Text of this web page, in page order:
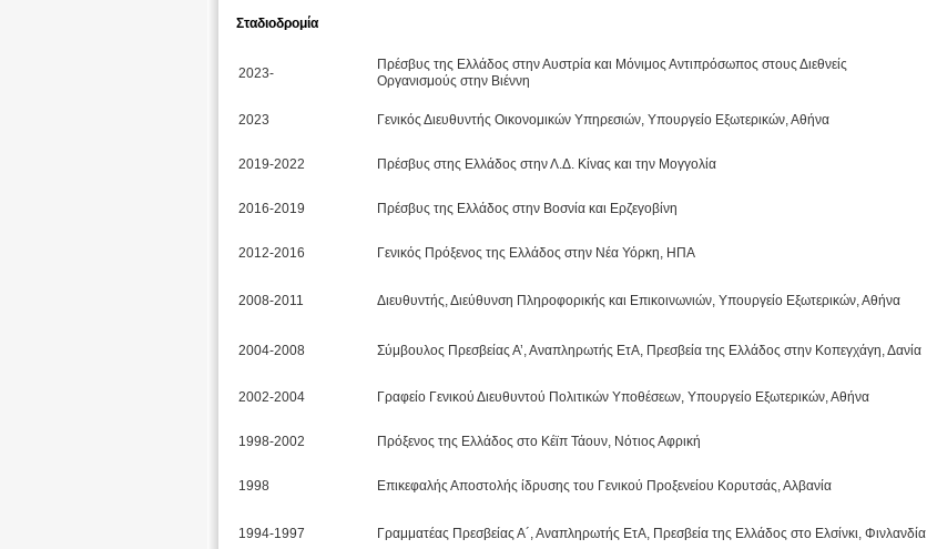
Σταδιοδρομία
2023-
Πρέσβυς της Ελλάδος στην Αυστρία και Μόνιμος Αντιπρόσωπος στους Διεθνείς
Οργανισμούς στην Βιέννη
2023 Γενικός Διευθυντής Οικονομικών Υπηρεσιών, Υπουργείο Εξωτερικών, Αθήνα
2019-2022 Πρέσβυς στης Ελλάδος στην Λ.Δ. Κίνας και την Μογγολία
2016-2019 Πρέσβυς της Ελλάδος στην Βοσνία και Ερζεγοβίνη
2012-2016 Γενικός Πρόξενος της Ελλάδος στην Νέα Υόρκη, ΗΠΑ
2008-2011 Διευθυντής, Διεύθυνση Πληροφορικής και Επικοινωνιών, Υπουργείο Εξωτερικών, Αθήνα
2004-2008 Σύμβουλος Πρεσβείας Α’, Αναπληρωτής ΕτΑ, Πρεσβεία της Ελλάδος στην Κοπεγχάγη, Δανία
2002-2004 Γραφείο Γενικού Διευθυντού Πολιτικών Υποθέσεων, Υπουργείο Εξωτερικών, Αθήνα
1998-2002 Πρόξενος της Ελλάδος στο Κέϊπ Τάουν, Νότιος Αφρική
1998 Επικεφαλής Αποστολής ίδρυσης του Γενικού Προξενείου Κορυτσάς, Αλβανία
1994-1997 Γραμματέας Πρεσβείας Α´, Αναπληρωτής ΕτΑ, Πρεσβεία της Ελλάδος στο Ελσίνκι, Φινλανδία